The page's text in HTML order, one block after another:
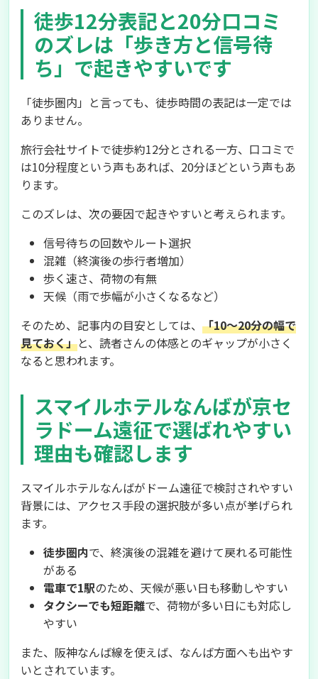
徒歩12分表記と20分口コミ
のズレは「歩き方と信号待
ち」で起きやすいです
「徒歩圏内」と言っても、徒歩時間の表記は一定では
ありません。
旅行会社サイトで徒歩約12分とされる一方、口コミで
は10分程度という声もあれば、20分ほどという声もあ
ります。
このズレは、次の要因で起きやすいと考えられます。
信号待ちの回数やルート選択
混雑（終演後の歩行者増加）
歩く速さ、荷物の有無
天候（雨で歩幅が小さくなるなど）
そのため、記事内の目安としては、 「10〜20分の幅で
見ておく」と、読者さんの体感とのギャップが小さく
なると思われます。
スマイルホテルなんばが京セ
ラドーム遠征で選ばれやすい
理由も確認します
スマイルホテルなんばがドーム遠征で検討されやすい
背景には、アクセス手段の選択肢が多い点が挙げられ
ます。
徒歩圏内で、終演後の混雑を避けて戻れる可能性
がある
電車で1駅のため、天候が悪い日も移動しやすい
タクシーでも短距離で、荷物が多い日にも対応し
やすい
また、阪神なんば線を使えば、なんば方面へも出やす
いとされています。